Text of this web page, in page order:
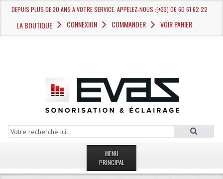
DEPUIS PLUS DE 30 ANS A VOTRE SERVICE. APPELEZ-NOUS :(+33) 06 60 61 62 22
LA BOUTIQUE CONNEXION COMMANDER VOIR PANIER
MENU
PRINCIPAL